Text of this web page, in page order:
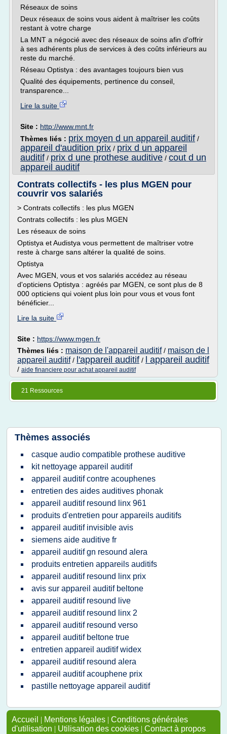
Réseaux de soins
Deux réseaux de soins vous aident à maîtriser les coûts
restant à votre charge
La MNT a négocié avec des réseaux de soins afin d'offrir
à ses adhérents plus de services à des coûts inférieurs au
reste du marché.
Réseau Optistya : des avantages toujours bien vus
Qualité des équipements, pertinence du conseil,
transparence...
Lire la suite
Site : http://www.mnt.fr
Thèmes liés : prix moyen d un appareil auditif /
appareil d'audition prix / prix d un appareil
auditif / prix d une prothese auditive / cout d un
appareil auditif
Contrats collectifs - les plus MGEN pour
couvrir vos salariés
> Contrats collectifs : les plus MGEN
Contrats collectifs : les plus MGEN
Les réseaux de soins
Optistya et Audistya vous permettent de maîtriser votre
reste à charge sans altérer la qualité de soins.
Optistya
Avec MGEN, vous et vos salariés accédez au réseau
d'opticiens Optistya : agréés par MGEN, ce sont plus de 8
000 opticiens qui voient plus loin pour vous et vous font
bénéficier...
Lire la suite
Site : https://www.mgen.fr
Thèmes liés : maison de l'appareil auditif/ maison de l
appareil auditif/ l'appareil auditif / l appareil auditif
/ aide financiere pour achat appareil auditif
21 Ressources
Thèmes associés
casque audio compatible prothese auditive
kit nettoyage appareil auditif
appareil auditif contre acouphenes
entretien des aides auditives phonak
appareil auditif resound linx 961
produits d'entretien pour appareils auditifs
appareil auditif invisible avis
siemens aide auditive fr
appareil auditif gn resound alera
produits entretien appareils auditifs
appareil auditif resound linx prix
avis sur appareil auditif beltone
appareil auditif resound live
appareil auditif resound linx 2
appareil auditif resound verso
appareil auditif beltone true
entretien appareil auditif widex
appareil auditif resound alera
appareil auditif acouphene prix
pastille nettoyage appareil auditif
Accueil | Mentions légales | Conditions générales
d'utilisation | Utilisation des cookies | Contact à propos